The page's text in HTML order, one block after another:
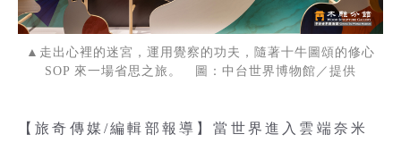
▲走出心裡的迷宮，運用覺察的功夫，隨著十牛圖頌的修心
SOP 來一場省思之旅。 圖：中台世界博物館／提供
【旅奇傳媒/編輯部報導】當世界進入雲端奈米